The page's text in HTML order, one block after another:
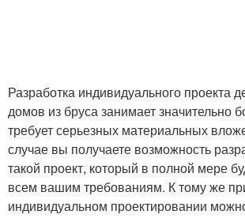
Разработка индивидуального проекта
домов из бруса занимает значительно
требует серьезных материальных
случае вы получаете возможность
такой проект, который в полной мере
всем вашим требованиям. К тому же
индивидуальном проектировании